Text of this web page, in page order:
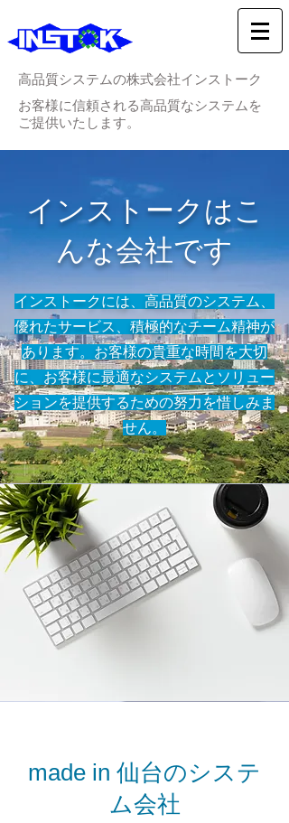
高品質システムの株式会社インストーク
お客様に信頼される高品質なシステムを
ご提供いたします。
インストークはこ
んな会社です
インストークには、高品質のシステム、
優れたサービス、積極的なチーム精神が
あります。お客様の貴重な時間を大切
に、お客様に最適なシステムとソリュー
ションを提供するための努力を惜しみま
せん。
made in 仙台のシステ
ム会社